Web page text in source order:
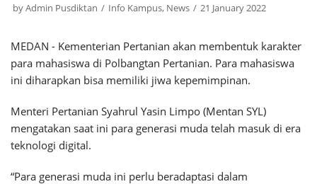
byAdmin Pusdiktan Info Kampus, News 21 January 2022
MEDAN - Kementerian Pertanian akan membentuk karakter
para mahasiswa di Polbangtan Pertanian. Para mahasiswa
ini diharapkan bisa memiliki jiwa kepemimpinan.
Menteri Pertanian Syahrul Yasin Limpo (Mentan SYL)
mengatakan saat ini para generasi muda telah masuk di era
teknologi digital.
“Para generasi muda ini perlu beradaptasi dalam